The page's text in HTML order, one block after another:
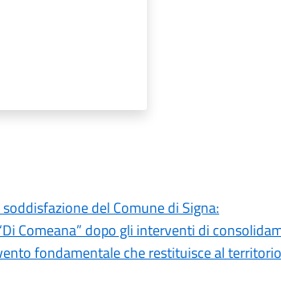
del Comune di Signa:
Comeana” dopo gli interventi di
fondamentale che restituisce al